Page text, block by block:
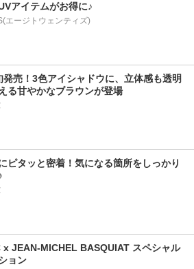
アイテムがお得に♪
エージトウェンティズ)
発売！3色アイシャドウに、立体感も透明
る甘やかなブラウンが登場
ピタッと密着！気になる箇所をしっかり
x JEAN-MICHEL BASQUIAT スペシャル
ョン